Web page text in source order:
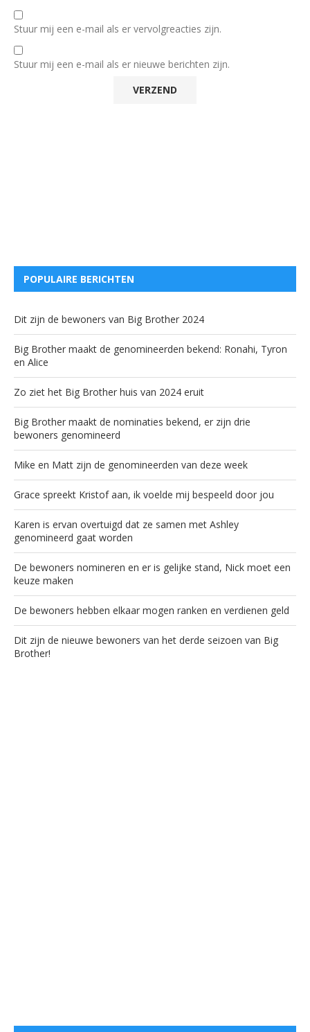
Stuur mij een e-mail als er vervolgreacties zijn.
Stuur mij een e-mail als er nieuwe berichten zijn.
POPULAIRE BERICHTEN
Dit zijn de bewoners van Big Brother 2024
Big Brother maakt de genomineerden bekend: Ronahi, Tyron
en Alice
Zo ziet het Big Brother huis van 2024 eruit
Big Brother maakt de nominaties bekend, er zijn drie
bewoners genomineerd
Mike en Matt zijn de genomineerden van deze week
Grace spreekt Kristof aan, ik voelde mij bespeeld door jou
Karen is ervan overtuigd dat ze samen met Ashley
genomineerd gaat worden
De bewoners nomineren en er is gelijke stand, Nick moet een
keuze maken
De bewoners hebben elkaar mogen ranken en verdienen geld
Dit zijn de nieuwe bewoners van het derde seizoen van Big
Brother!